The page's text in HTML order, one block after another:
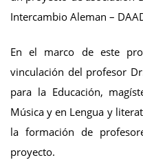
Intercambio Aleman –
En el marco de este
vinculación del profesor
para la Educación,
Música y en Lengua y
la formación de
proyecto.